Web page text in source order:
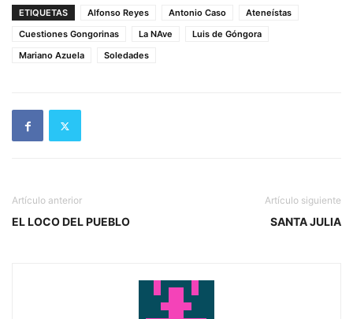
ETIQUETAS Alfonso Reyes Antonio Caso
Ateneístas
Cuestiones Gongorinas
La NAve
Luis de Góngora
Mariano Azuela
Soledades
Artículo anterior
EL LOCO DEL PUEBLO
Artículo siguiente
SANTA JULIA